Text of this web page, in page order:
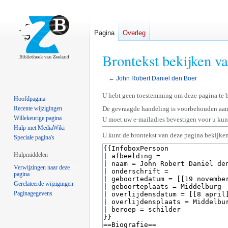
Brontekst bekijken
← John Robert Daniel den Boer
Naar
navigatie
springen
Naar
zoeken
springen
U hebt geen toestemming om deze pagina te
De gevraagde handeling is voorbehouden
U moet uw e-mailadres bevestigen voor u
U kunt de brontekst van deze pagina
Pagina Overleg
Hoofdpagina
Recente wijzigingen
Willekeurige pagina
Hulp met MediaWiki
Speciale pagina's
Hulpmiddelen
Verwijzingen naar deze
pagina
Gerelateerde wijzigingen
Paginagegevens